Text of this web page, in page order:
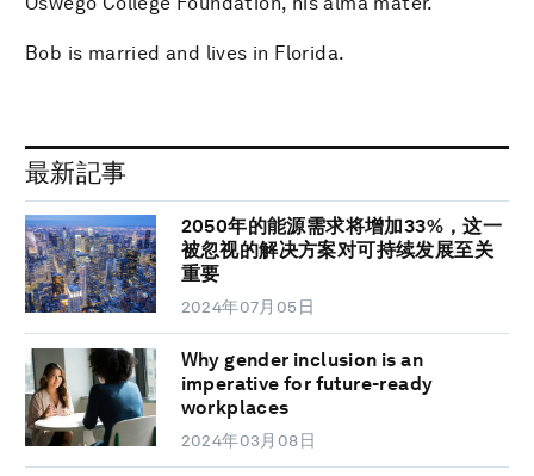
Bob is married and lives in Florida.
最新記事
2050年的能源需求将增加33%，这一
被忽视的解决方案对可持续发展至关
重要
2024年07月05日
Why gender inclusion is an
imperative for future-ready
workplaces
2024年03月08日